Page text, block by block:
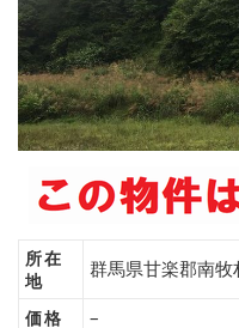
所在
地
群馬県甘楽郡南牧
価格 –